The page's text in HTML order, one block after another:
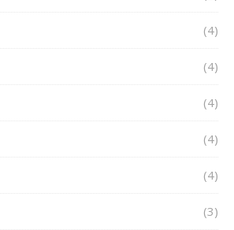
(4)
(4)
(4)
(4)
(4)
(3)